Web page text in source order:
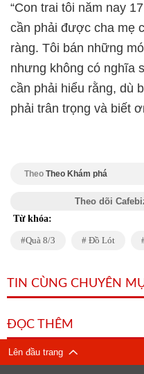
“Con trai tôi năm nay
cần phải được cha mẹ
ràng. Tôi bán những
nhưng không có nghĩa
cần phải hiểu rằng, dù
phải trân trọng và biết
Theo Theo Khám phá
Theo dõi
Từ khóa:
Quà 8/3 Đồ Lót
TIN CÙNG CHUYÊN
ĐỌC THÊM
Lên đầu trang